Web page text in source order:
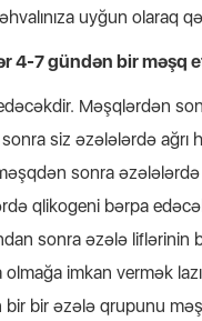
uyğun olaraq
4-7 gündən bir məşq
Məşqlərdən
siz əzələlərdə ağrı
sonra
qlikogeni bərpa
sonra əzələ
imkan vermək
bir bir əzələ qrupunu